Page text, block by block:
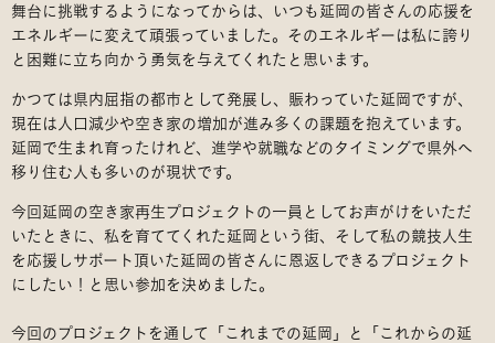
舞台に挑戦するようになってからは、いつも延岡の皆さんの応援を
エネルギーに変えて頑張っていました。そのエネルギーは私に誇り
と困難に立ち向かう勇気を与えてくれたと思います。
かつては県内屈指の都市として発展し、賑わっていた延岡ですが、
現在は人口減少や空き家の増加が進み多くの課題を抱えています。
延岡で生まれ育ったけれど、進学や就職などのタイミングで県外へ
移り住む人も多いのが現状です。
今回延岡の空き家再生プロジェクトの一員としてお声がけをいただ
いたときに、私を育ててくれた延岡という街、そして私の競技人生
を応援しサポート頂いた延岡の皆さんに恩返しできるプロジェクト
にしたい！と思い参加を決めました。
今回のプロジェクトを通して「これまでの延岡」と「これからの延